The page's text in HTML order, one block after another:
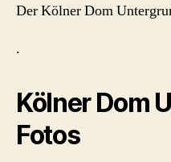
Der Kölner Dom
.
Kölner Dom
Fotos